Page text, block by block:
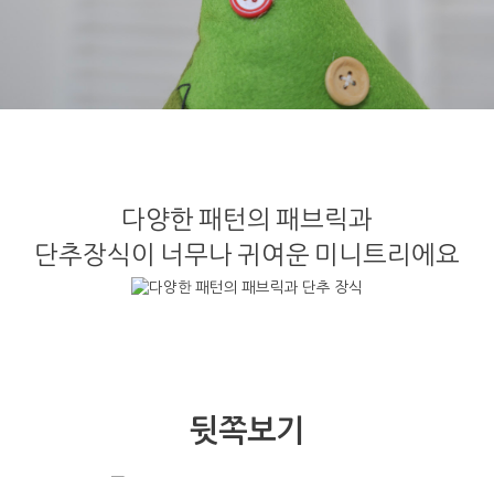
다양한 패턴의 패브릭과
단추장식이 너무나 귀여운 미니트리에요
뒷쪽보기